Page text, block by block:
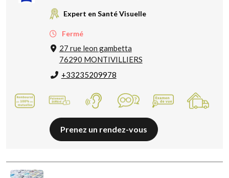
Expert en Santé Visuelle
Fermé
27 rue leon gambetta
76290 MONTIVILLIERS
+33235209978
Prenez un rendez-vous